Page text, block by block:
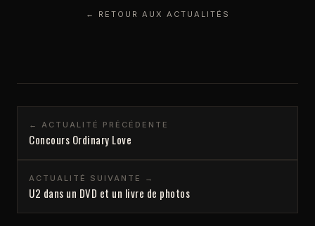
← RETOUR AUX ACTUALITÉS
← ACTUALITÉ PRÉCÉDENTE
Concours Ordinary Love
ACTUALITÉ SUIVANTE →
U2 dans un DVD et un livre de photos